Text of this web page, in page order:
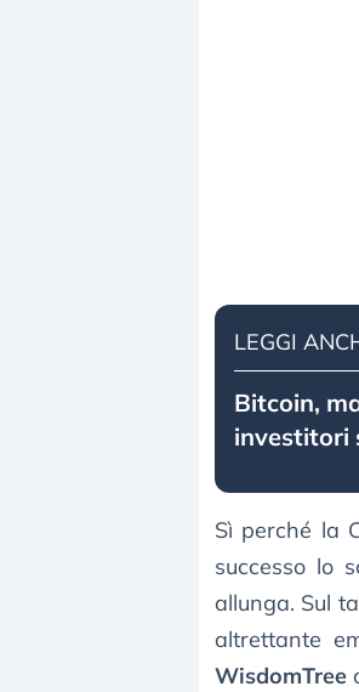
LEGGI
Bitcoin,
investitori
Sì perché la
successo lo
allunga. Sul
altrettante
WisdomTree